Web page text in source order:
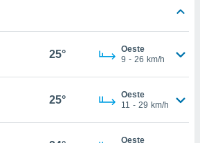
25°
Oeste
9 - 26 km/h
25°
Oeste
11 - 29 km/h
Oeste